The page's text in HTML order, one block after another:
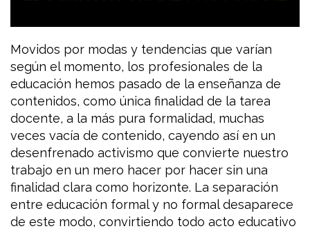
Movidos por modas y tendencias que varían
según el momento, los profesionales de la
educación hemos pasado de la enseñanza de
contenidos, como única finalidad de la tarea
docente, a la más pura formalidad, muchas
veces vacía de contenido, cayendo así en un
desenfrenado activismo que convierte nuestro
trabajo en un mero hacer por hacer sin una
finalidad clara como horizonte. La separación
entre educación formal y no formal desaparece
de este modo, convirtiendo todo acto educativo